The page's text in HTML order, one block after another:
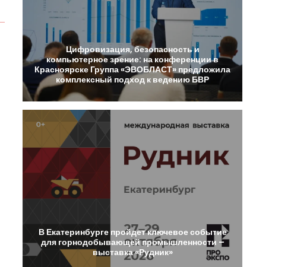
Цифровизация,безопасностьи
компьютерноезрение: на конференциив
Красноярске Группа«ЭВОБЛАСТ» предложила
комплексный подход к ведению БВР
В Екатеринбурге пройдетключевоесобытие
для горнодобывающейпромышленности –
выставка«Рудник»